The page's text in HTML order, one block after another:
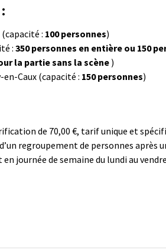
:
: 100 personnes)
: 350 personnes en entière ou 150
la partie sans la scène )
Caux (capacité : 150 personnes)
de 70,00 €, tarif unique et
regroupement de personnes
journée de semaine du lundi au